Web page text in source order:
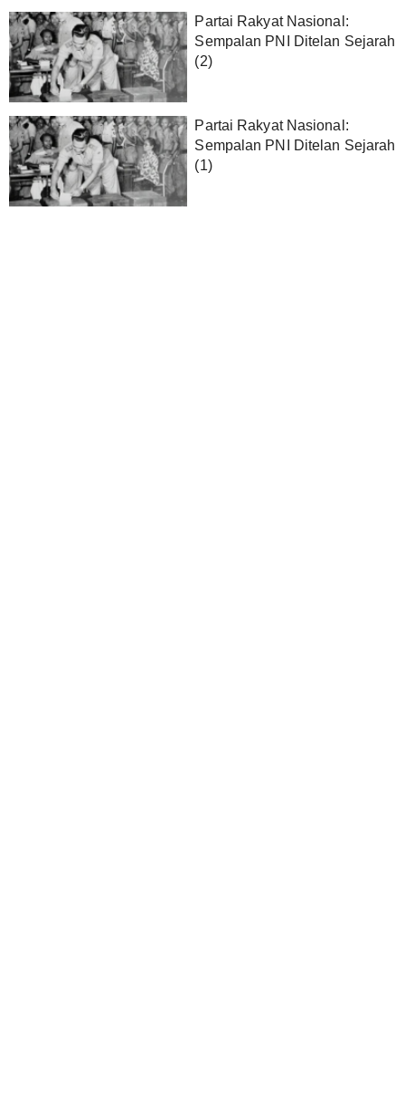
Partai Rakyat Nasional:
Sempalan PNI Ditelan Sejarah
(2)
Partai Rakyat Nasional:
Sempalan PNI Ditelan Sejarah
(1)